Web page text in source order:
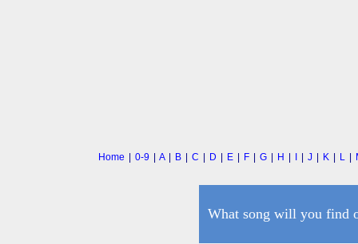
Home |0-9 |A| B |C D E F |G H |J K L
What song will you find